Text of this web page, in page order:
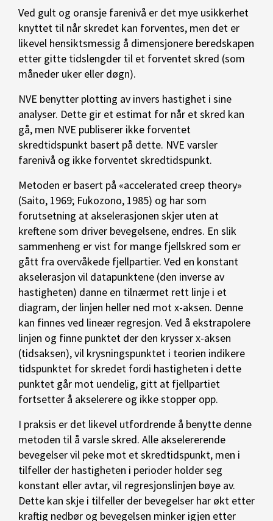
Ved gult og oransje farenivå er det mye usikkerhet
knyttet til når skredet kan forventes, men det er
likevel hensiktsmessig å dimensjonere beredskapen
etter gitte tidslengder til et forventet skred (som
måneder uker eller døgn).
NVE benytter plotting av invers hastighet i sine
analyser. Dette gir et estimat for når et skred kan
gå, men NVE publiserer ikke forventet
skredtidspunkt basert på dette. NVE varsler
farenivå og ikke forventet skredtidspunkt.
Metoden er basert på «accelerated creep theory»
(Saito, 1969; Fukozono, 1985) og har som
forutsetning at akselerasjonen skjer uten at
kreftene som driver bevegelsene, endres. En slik
sammenheng er vist for mange fjellskred som er
gått fra overvåkede fjellpartier. Ved en konstant
akselerasjon vil datapunktene (den inverse av
hastigheten) danne en tilnærmet rett linje i et
diagram, der linjen heller ned mot x-aksen. Denne
kan finnes ved lineær regresjon. Ved å ekstrapolere
linjen og finne punktet der den krysser x-aksen
(tidsaksen), vil krysningspunktet i teorien indikere
tidspunktet for skredet fordi hastigheten i dette
punktet går mot uendelig, gitt at fjellpartiet
fortsetter å akselerere og ikke stopper opp.
I praksis er det likevel utfordrende å benytte denne
metoden til å varsle skred. Alle akselererende
bevegelser vil peke mot et skredtidspunkt, men i
tilfeller der hastigheten i perioder holder seg
konstant eller avtar, vil regresjonslinjen bøye av.
Dette kan skje i tilfeller der bevegelser har økt etter
kraftig nedbør og bevegelsen minker igjen etter